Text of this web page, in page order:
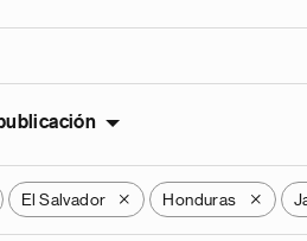
El Salvador X Honduras X